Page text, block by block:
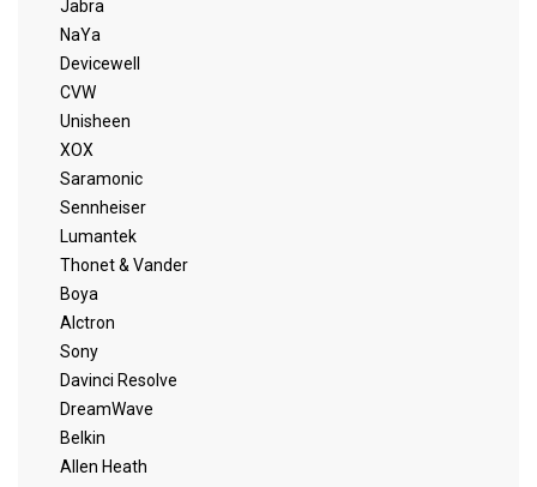
Jabra
NaYa
Devicewell
CVW
Unisheen
XOX
Saramonic
Sennheiser
Lumantek
Thonet & Vander
Boya
Alctron
Sony
Davinci Resolve
DreamWave
Belkin
Allen Heath